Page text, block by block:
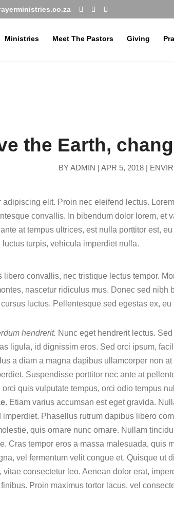
Ministries Meet The Pastors Giving
the Earth,
BYADMIN | APR 5, 2018 |
adipiscing elit. Proin nec eleifend lectus.
convallis. In bibendum dolor lorem, et
at tempus ultrices, est nulla porttitor est,
turpis, vehicula imperdiet nulla.
convallis, nec tristique lectus tempor.
nascetur ridiculus mus. Donec sed
luctus. Pellentesque sed egestas ex, eu
hendrerit. Nunc eget hendrerit lectus.
ligula, id dignissim eros. Sed orci ipsum,
a diam a magna dapibus ullamcorper non at
Suspendisse porttitor nec ante at
quis vulputate tempus, orci odio tempus
Etiam varius accumsan est eget gravida.
Phasellus rutrum dapibus libero
quis ornare nunc ornare. Nullam
Cras tempor eros a massa malesuada, quis
vel fermentum velit congue et. Quisque ut
consectetur leo. Aenean dolor erat,
Proin maximus tortor lacus, vel